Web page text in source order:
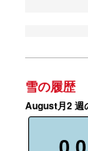
雪の履歴
August月2 週